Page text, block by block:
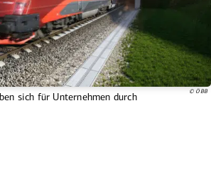
sich für Unternehmen durch
© ÖBB